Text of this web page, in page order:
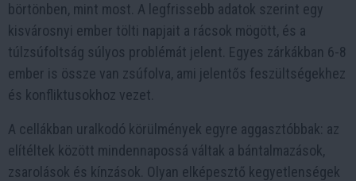
börtönben, mint most. A legfrissebb adatok szerint egy
kisvárosnyi ember tölti napjait a rácsok mögött, és a
túlzsúfoltság súlyos problémát jelent. Egyes zárkákban 6-8
ember is össze van zsúfolva, ami jelentős feszültségekhez
és konfliktusokhoz vezet.
A cellákban uralkodó körülmények egyre aggasztóbbak: az
elítéltek között mindennapossá váltak a bántalmazások,
zsarolások és kínzások. Olyan elképesztő kegyetlenségek